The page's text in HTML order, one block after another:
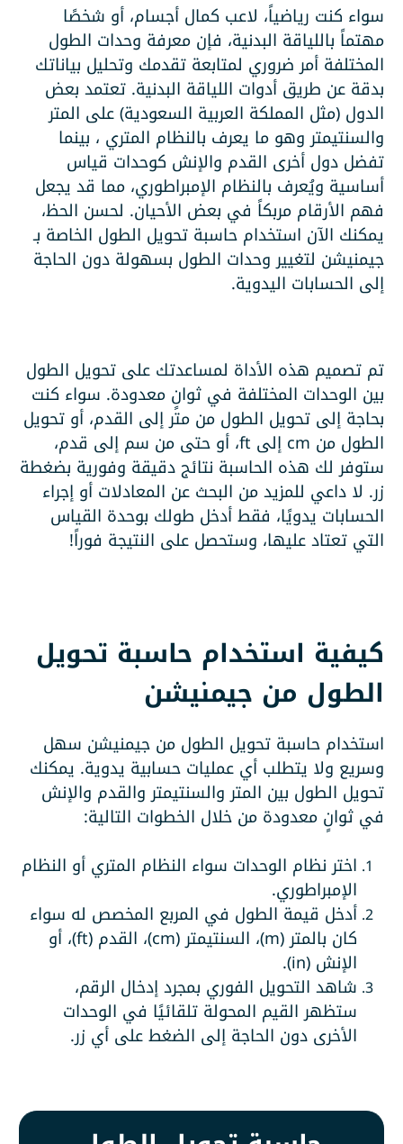
سواء كنت رياضياً، لاعب كمال أجسام، أو شخصًا
مهتماً باللياقة البدنية، فإن معرفة وحدات الطول
المختلفة أمر ضروري لمتابعة تقدمك وتحليل بياناتك
بدقة عن طريق أدوات اللياقة البدنية. تعتمد بعض
الدول (مثل المملكة العربية السعودية) على المتر
والسنتيمتر وهو ما يعرف بالنظام المتري ، بينما
تفضل دول أخرى القدم والإنش كوحدات قياس
أساسية ويُعرف بالنظام الإمبراطوري، مما قد يجعل
فهم الأرقام مربكاً في بعض الأحيان. لحسن الحظ،
يمكنك الآن استخدام حاسبة تحويل الطول الخاصة بـ
جيمنيشن لتغيير وحدات الطول بسهولة دون الحاجة
إلى الحسابات اليدوية.
تم تصميم هذه الأداة لمساعدتك على تحويل الطول
بين الوحدات المختلفة في ثوانٍ معدودة. سواء كنت
بحاجة إلى تحويل الطول من متر إلى القدم، أو تحويل
الطول من cm إلى ft، أو حتى من سم إلى قدم،
ستوفر لك هذه الحاسبة نتائج دقيقة وفورية بضغطة
زر. لا داعي للمزيد من البحث عن المعادلات أو إجراء
الحسابات يدويًا، فقط أدخل طولك بوحدة القياس
التي تعتاد عليها، وستحصل على النتيجة فوراً!
كيفية استخدام حاسبة تحويل
الطول من جيمنيشن
استخدام حاسبة تحويل الطول من جيمنيشن سهل
وسريع ولا يتطلب أي عمليات حسابية يدوية. يمكنك
تحويل الطول بين المتر والسنتيمتر والقدم والإنش
في ثوانٍ معدودة من خلال الخطوات التالية:
اختر نظام الوحدات سواء النظام المتري أو النظام
الإمبراطوري.
أدخل قيمة الطول في المربع المخصص له سواء
كان بالمتر (m)، السنتيمتر (cm)، القدم (ft)، أو
الإنش (in).
شاهد التحويل الفوري بمجرد إدخال الرقم،
ستظهر القيم المحولة تلقائيًا في الوحدات
الأخرى دون الحاجة إلى الضغط على أي زر.